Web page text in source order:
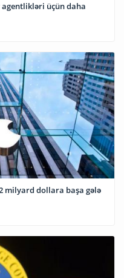
üçün daha
milyard dollara başa gələ